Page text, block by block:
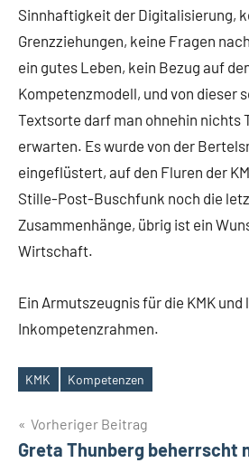
Sinnhaftigkeit der Digitalisierung,
Grenzziehungen, keine Fragen
ein gutes Leben, kein Bezug auf
Kompetenzmodell, und von dieser
Textsorte darf man ohnehin nichts
erwarten. Es wurde von der
eingeflüstert, auf den Fluren der
Stille-Post-Buschfunk noch die
Zusammenhänge, übrig ist ein
Wirtschaft.
Ein Armutszeugnis für die KMK
Inkompetenzrahmen.
Schlagwörter
KMK Kompetenzen
Beitragsnavigation
Vorheriger Beitrag
Greta Thunberg beherrscht